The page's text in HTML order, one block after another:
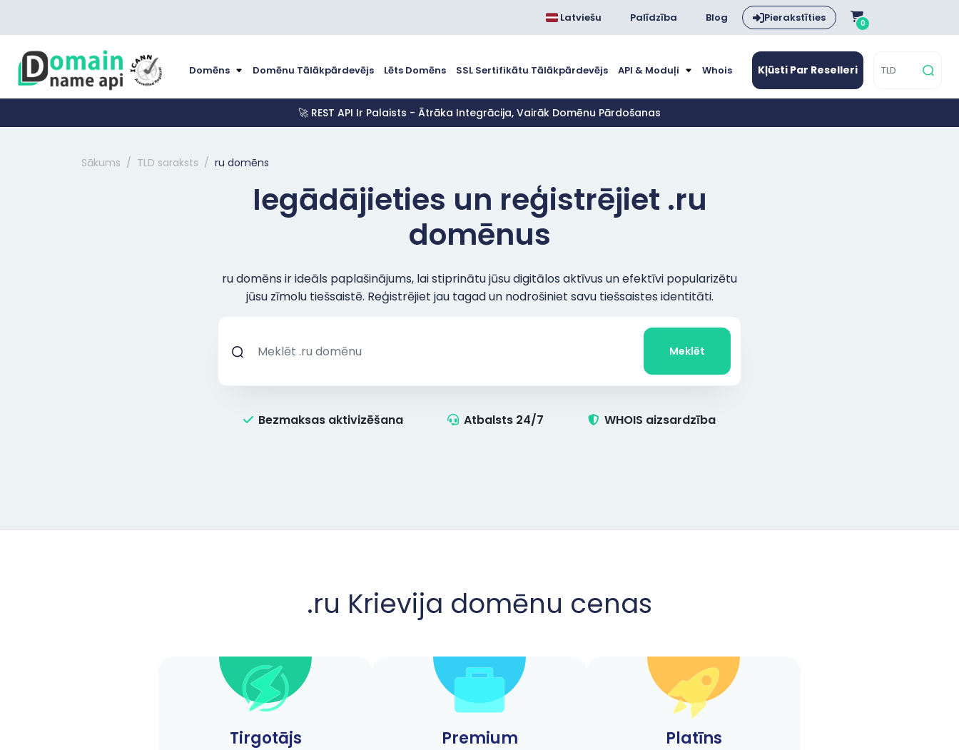
Latviešu Palīdzība Blog Pierakstīties 0
Domēns Domēnu Tālākpārdevējs Lēts Domēns SSL Sertifikātu Tālākpārdevējs API & Moduļi Whois Kļūsti Par Reselleri
🚀 REST API Ir Palaists - Ātrāka Integrācija, Vairāk Domēnu Pārdošanas
Sākums TLD saraksts ru domēns
Iegādājieties un reģistrējiet .ru
domēnus
ru domēns ir ideāls paplašinājums, lai stiprinātu jūsu digitālos aktīvus un efektīvi popularizētu
jūsu zīmolu tiešsaistē. Reģistrējiet jau tagad un nodrošiniet savu tiešsaistes identitāti.
Meklēt
Bezmaksas aktivizēšana Atbalsts 24/7 WHOIS aizsardzība
.ru Krievija domēnu cenas
Tirgotājs Premium Platīns